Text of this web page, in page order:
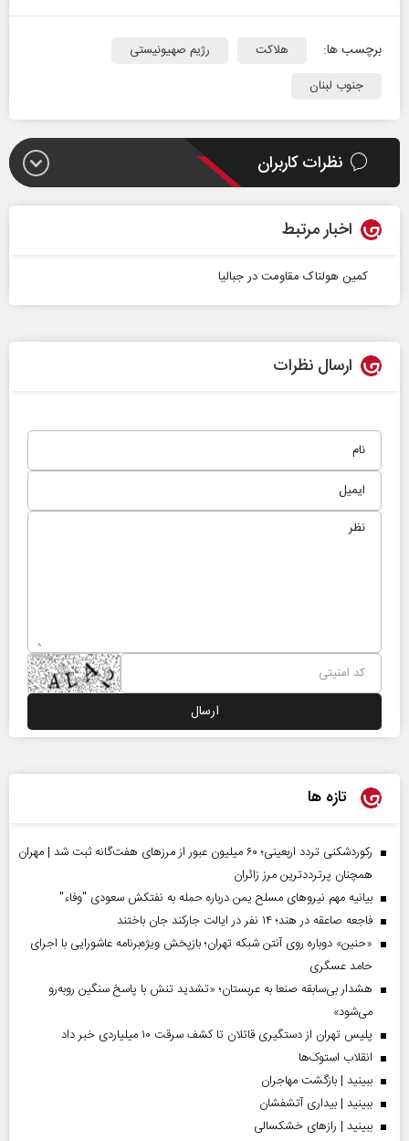
برچسب ها: هلاکت
رژیم صهیونیستی
جنوب لبنان
نظرات کاربران
اخبار مرتبط
کمین هولناک مقاومت در جبالیا
ارسال نظرات
تازه ها
رکوردشکنی تردد اربعینی؛ ۶۰ میلیون عبور از مرزهای هفت‌گانه ثبت شد | مهران
همچنان پرترددترین مرز زائران
بیانیه مهم نیروهای مسلح یمن درباره حمله به نفتکش سعودی "وفاء"
فاجعه صاعقه در هند؛ ۱۴ نفر در ایالت جارکند جان باختند
«حنین» دوباره روی آنتن شبکه تهران؛ بازپخش ویژه‌برنامه عاشورایی با اجرای
حامد عسگری
هشدار بی‌سابقه صنعا به عربستان؛ «تشدید تنش با پاسخ سنگین روبه‌رو
می‌شود»
پلیس تهران از دستگیری قاتلان تا کشف سرقت ۱۰ میلیاردی خبر داد
انقلاب استوک‌ها
ببینید | بازگشت مهاجران
ببینید | بیداری آتشفشان
ببینید | رازهای خشکسالی